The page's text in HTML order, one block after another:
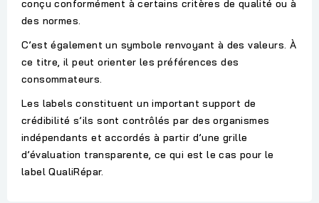
conçu conformément à certains critères de qualité ou à
des normes.
C’est également un symbole renvoyant à des valeurs. À
ce titre, il peut orienter les préférences des
consommateurs.
Les labels constituent un important support de
crédibilité s’ils sont contrôlés par des organismes
indépendants et accordés à partir d’une grille
d’évaluation transparente, ce qui est le cas pour le
label QualiRépar.